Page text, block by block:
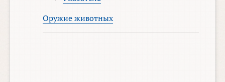
Оружие животных